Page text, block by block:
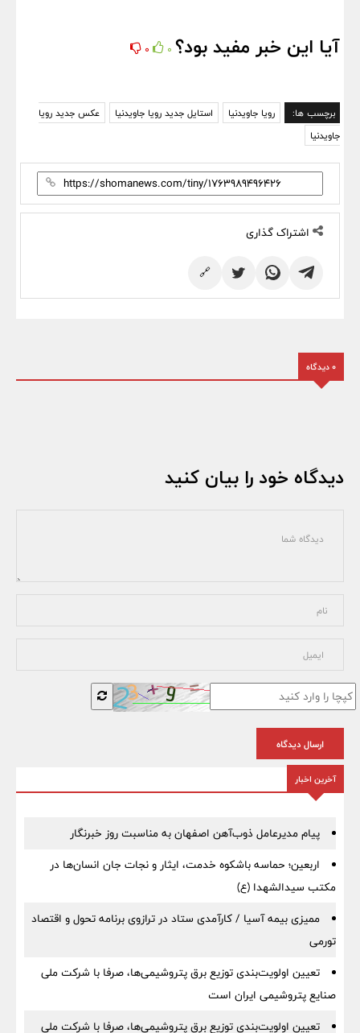
آیا این خبر مفید بود؟ 0
0
برچسب ها: رویا جاویدنیا استایل جدید رویا جاویدنیا
عکس جدید رویا
جاویدنیا
اشتراک گذاری
🔗
0 دیدگاه
دیدگاه خود را بیان کنید
ارسال دیدگاه
آخرین اخبار
پیام مدیرعامل ذوب‌آهن اصفهان به مناسبت روز خبرنگار
اربعین؛ حماسه باشکوه خدمت، ایثار و نجات جان انسان‌ها در
مکتب سیدالشهدا (ع)
ممیزی بیمه آسیا / کارآمدی ستاد در ترازوی برنامه تحول و اقتصاد
تورمی
تعیین اولویت‌بندی توزیع برق پتروشیمی‌ها، صرفا با شرکت ملی
صنایع پتروشیمی ایران است
تعیین اولویت‌بندی توزیع برق پتروشیمی‌ها، صرفا با شرکت ملی